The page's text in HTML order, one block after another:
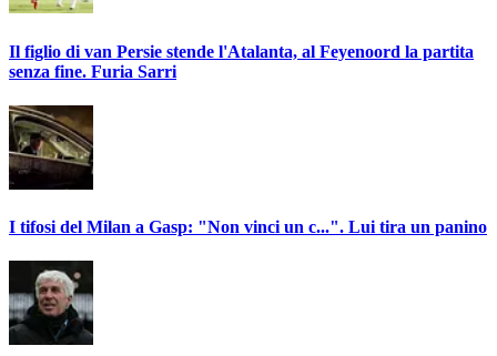
Il figlio di van Persie stende l'Atalanta, al Feyenoord la partita
senza fine. Furia Sarri
I tifosi del Milan a Gasp: "Non vinci un c...". Lui tira un panino